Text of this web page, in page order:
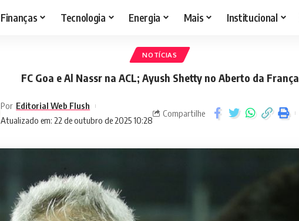
Finanças Tecnologia Energia Mais Institucional
NOTÍCIAS
FC Goa e Al Nassr na ACL; Ayush Shetty no Aberto da França
Atualizado em: 22 de outubro de 2025 10:28
Por Editorial Web Flush
Compartilhe